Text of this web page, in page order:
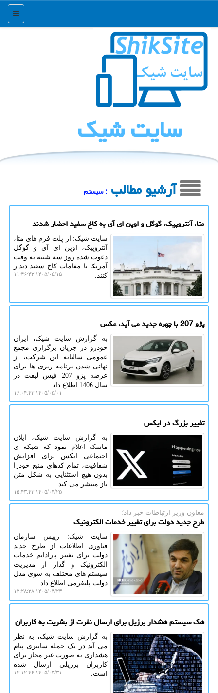
منو
سایت شیك
آرشیو مطالب : سیستم
متا، آنتروپیک، گوگل و اوپن ای آی به کاخ سفید احضار شدند
سایت شیک: از پلت فرم های متا،
آنتروپیک، اوپن ای آی و گوگل
دعوت شده روز سه شنبه به وقت
آمریکا با مقامات کاخ سفید دیدار
کنند.
۱۴۰۵/۰۵/۱۵ ۱۱:۴۶:۴۳
پژو 207 با چهره جدید می آید، عکس
به گزارش سایت شیک، ایران
خودرو در جریان برگزاری مجمع
عمومی سالیانه این شرکت، از
نهائی شدن برنامه ریزی ها برای
عرضه پژو 207 فیس لیفت در
سال 1406 اطلاع داد.
۱۴۰۵/۰۵/۰۱ ۱۶:۰۴:۴۳
تغییر بزرگ در ایکس
به گزارش سایت شیک، ایلان
ماسک اعلام نمود که شبکه ی
اجتماعی ایکس برای افزایش
شفافیت، تمام کدهای منبع خودرا
بدون هیچ استثنایی به شکل متن
باز منتشر می کند.
۱۴۰۵/۰۴/۲۵ ۱۵:۴۳:۴۳
معاون وزیر ارتباطات خبر داد؛
طرح جدید دولت برای تغییر خدمات الکترونیک
سایت شیک: رییس سازمان
فناوری اطلاعات از طرح جدید
دولت برای تغییر پارادایم خدمات
الکترونیک و گذار از مدیریت
سیستم های مختلف به سوی مدل
دولت پلتفرمی اطلاع داد.
۱۴۰۵/۰۴/۲۳ ۱۲:۲۸:۲۸
هک سیستم هشدار برزیل برای ارسال نفرت از بشریت به کاربران
به گزارش سایت شیک، به نظر
می آید در یک حمله سایبری پیام
هشداری به صورت غیر مجاز برای
کاربران برزیلی ارسال شده
است.
۱۴۰۵/۰۳/۳۱ ۱۳:۱۲:۴۶